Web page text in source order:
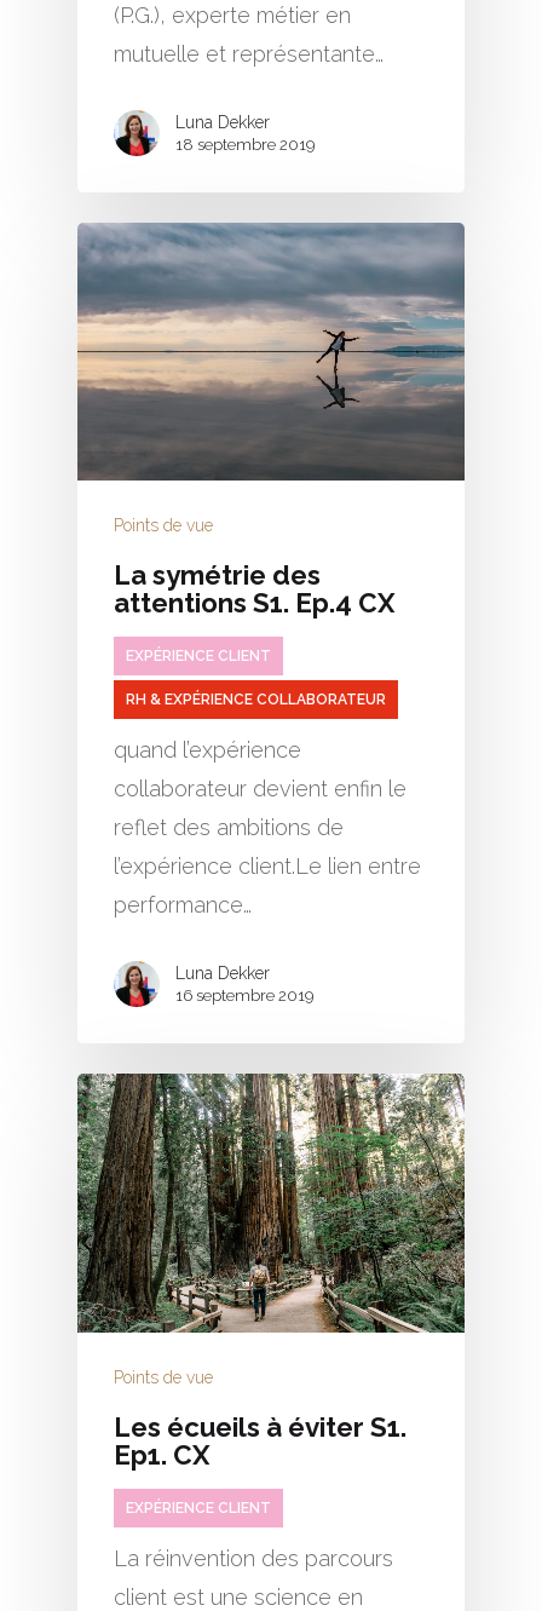
(P.G.), experte métier en
mutuelle et représentante…
Luna Dekker
18 septembre 2019
Points de vue
La symétrie des
attentions S1. Ep.4 CX
EXPÉRIENCE CLIENT
RH & EXPÉRIENCE COLLABORATEUR
quand l’expérience
collaborateur devient enfin le
reflet des ambitions de
l’expérience client.Le lien entre
performance…
Luna Dekker
16 septembre 2019
Points de vue
Les écueils à éviter S1.
Ep1. CX
EXPÉRIENCE CLIENT
La réinvention des parcours
client est une science en